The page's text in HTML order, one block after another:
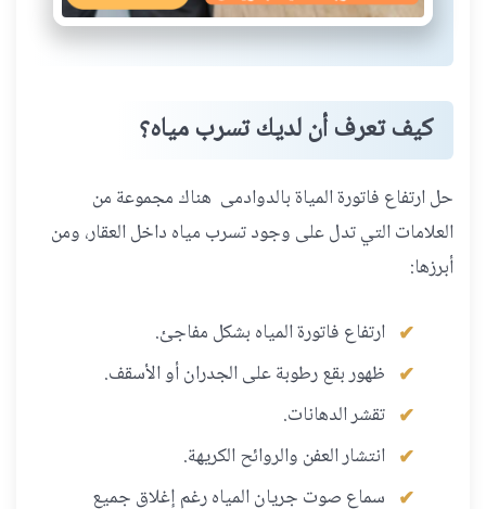
كيف تعرف أن لديك تسرب مياه؟
حل ارتفاع فاتورة المياة بالدوادمى هناك مجموعة من
العلامات التي تدل على وجود تسرب مياه داخل العقار، ومن
أبرزها:
ارتفاع فاتورة المياه بشكل مفاجئ.
ظهور بقع رطوبة على الجدران أو الأسقف.
تقشر الدهانات.
انتشار العفن والروائح الكريهة.
سماع صوت جريان المياه رغم إغلاق جميع